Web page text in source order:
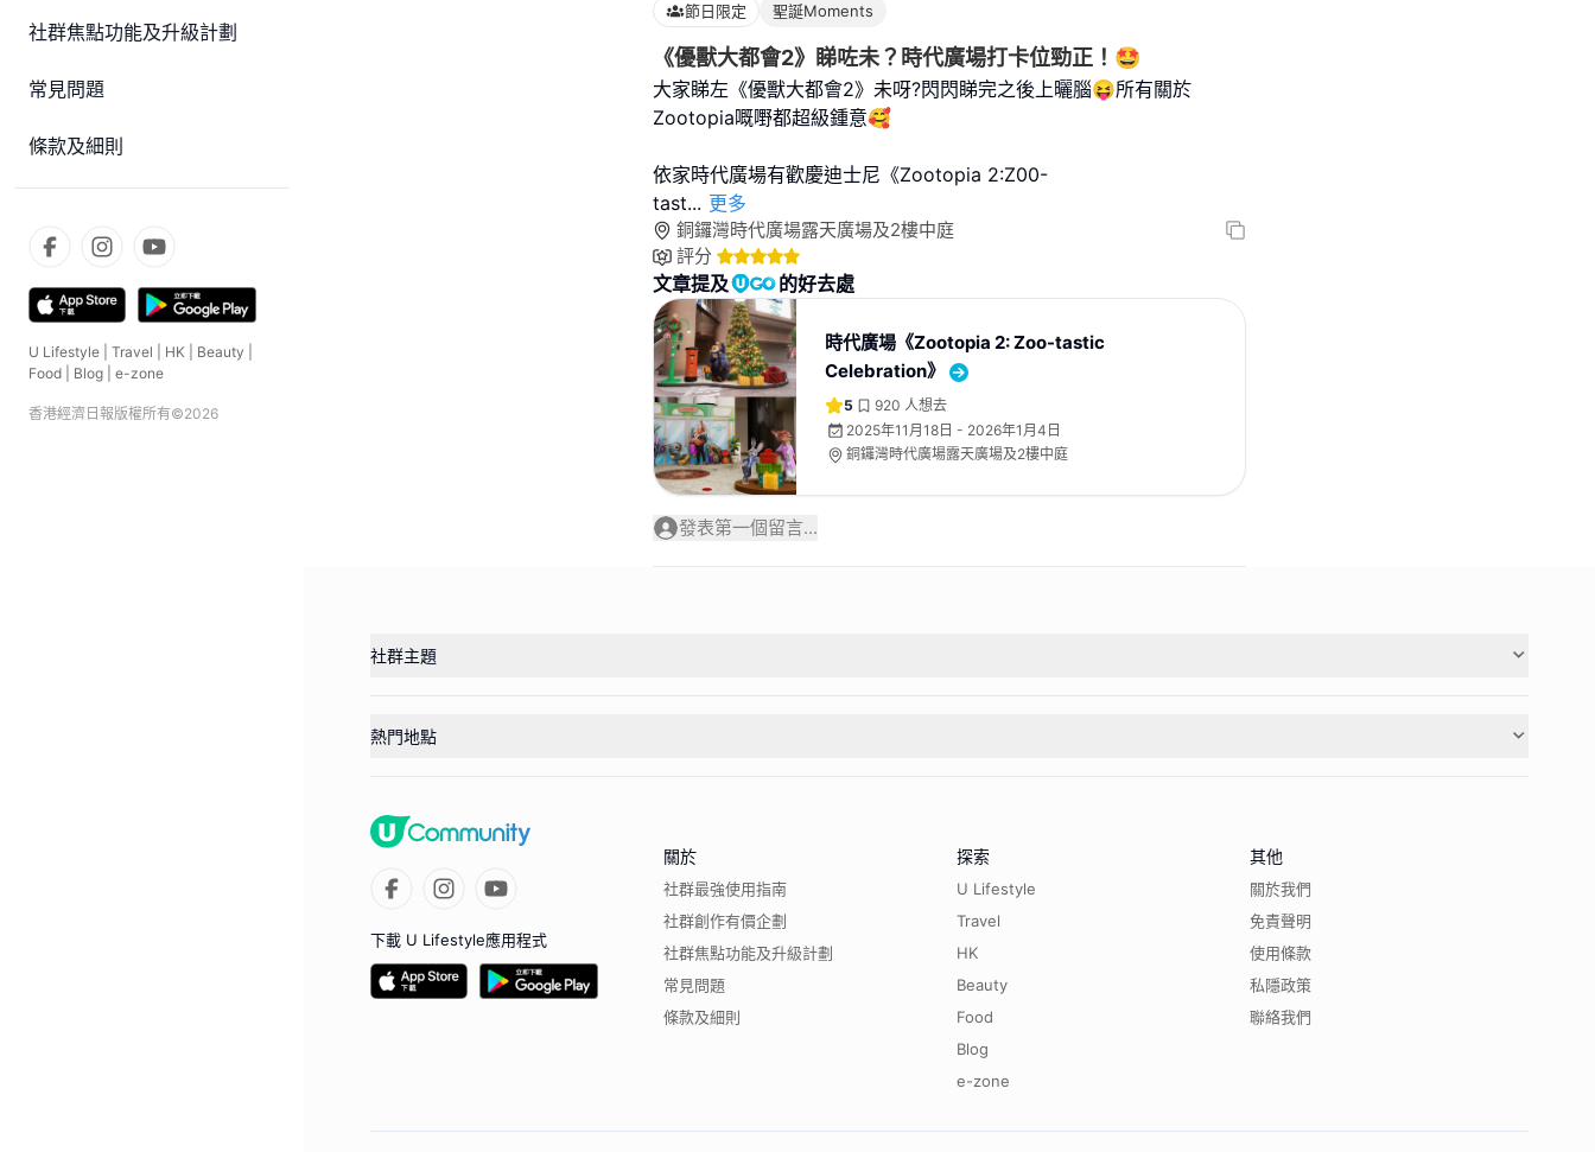
社群焦點功能及升級計劃
常見問題
條款及細則
U Lifestyle Travel HK Beauty
Food
Blog e-zone
香港經濟日報版權所有©2026
節日限定 聖誕Moments
《優獸大都會2》睇咗未？時代廣場打卡位勁正！🤩
大家睇左《優獸大都會2》未呀?閃閃睇完之後上曬腦😝所有關於
Zootopia嘅嘢都超級鍾意🥰
依家時代廣場有歡慶迪士尼《Zootopia 2:Z00-
tast... 更多
銅鑼灣時代廣場露天廣場及2樓中庭
評分
文章提及 的好去處
時代廣場《Zootopia 2: Zoo-tastic
Celebration》
5 920 人想去
2025年11月18日 - 2026年1月4日
銅鑼灣時代廣場露天廣場及2樓中庭
發表第一個留言...
社群主題
熱門地點
下載 U Lifestyle應用程式
關於
社群最強使用指南
社群創作有價企劃
社群焦點功能及升級計劃
常見問題
條款及細則
探索
U Lifestyle
Travel
HK
Beauty
Food
Blog
e-zone
其他
關於我們
免責聲明
使用條款
私隱政策
聯絡我們